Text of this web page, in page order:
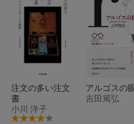
注文の多い注文
書
小川 洋子
アルゴスの
吉田篤弘